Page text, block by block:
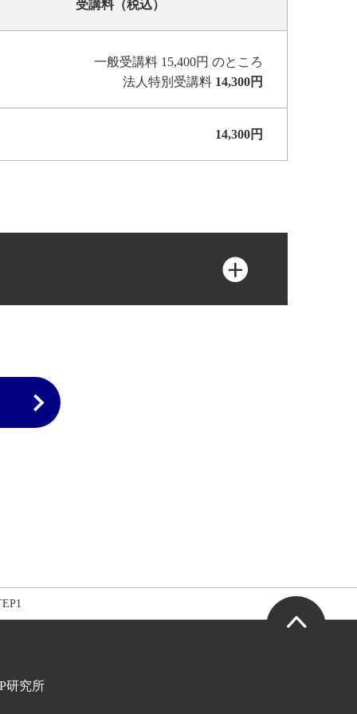
受講料（税込）
一般受講料 15,400円 のところ
法人特別受講料 14,300円
14,300円
研究所